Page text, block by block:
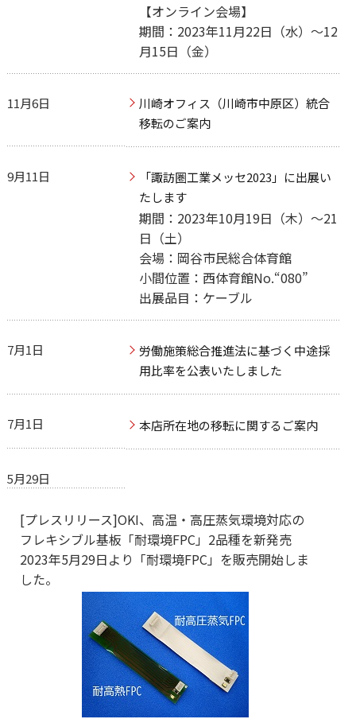
【オンライン会場】
期間：2023年11月22日（水）～12
月15日（金）
11月6日
川崎オフィス（川崎市中原区）統合
移転のご案内
9月11日
「諏訪圏工業メッセ2023」に出展い
たします
期間：2023年10月19日（木）～21
日（土）
会場：岡谷市民総合体育館
小間位置：西体育館No.“080”
出展品目：ケーブル
7月1日
労働施策総合推進法に基づく中途採
用比率を公表いたしました
7月1日 本店所在地の移転に関するご案内
5月29日
[プレスリリース]OKI、高温・高圧蒸気環境対応の
フレキシブル基板「耐環境FPC」2品種を新発売
2023年5月29日より「耐環境FPC」を販売開始しま
した。